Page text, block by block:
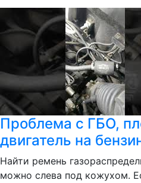
Проблема с ГБО,
двигатель на
Найти ремень
можно слева под кожухом.